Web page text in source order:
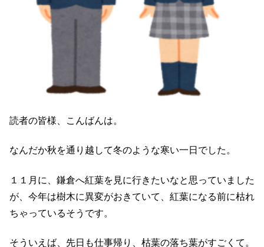
読者の皆様、こんばんは。
なんだか秋を通り越して冬のような寒い一日でした。
１１月に、鎌倉へ紅葉を見に行きたいなと思っていました
が、今年は樹木に異変がおきていて、紅葉になる前に枯れ
ちゃっているそうです。
そういえば、先日も仕事帰り、枯葉の落ち葉がすごくて。